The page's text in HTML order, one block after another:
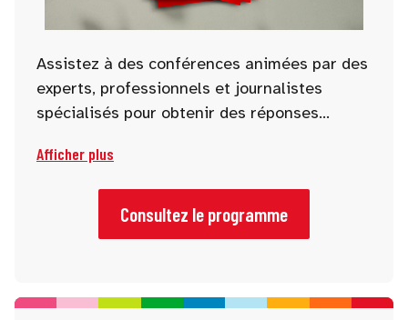
Assistez à des conférences animées par des
experts, professionnels et journalistes
spécialisés pour obtenir des réponses
Parcoursup, alternance, écoles, prépas,
métiers d’avenir… de nombreuses
thématiques sont abordées pour vous aider
à mieux comprendre les études et les
conférences qui vous intéressent.
Afficher plus
Consultez le programme